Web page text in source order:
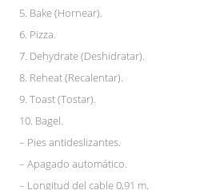
5. Bake (Hornear).
6. Pizza.
7. Dehydrate (Deshidratar).
8. Reheat (Recalentar).
9. Toast (Tostar).
10. Bagel.
– Pies antideslizantes.
– Apagado automático.
– Longitud del cable 0,91 m.